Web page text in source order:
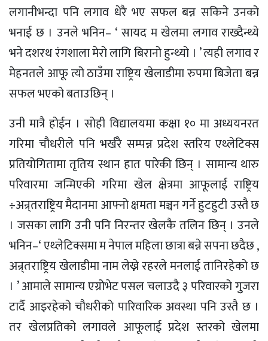
लगानीभन्दा पनि लगाव धेरै भए सफल बन्न सकिने उनको
भनाई छ । उनले भनिन– ‘ सायद म खेलमा लगाव राख्दैन्थ्ये
भने दशरथ रंगशाला मेरो लागि बिरानो हुन्थ्यो । ’ त्यही लगाव र
मेहनतले आफू त्यो ठाउँमा राष्ट्रिय खेलाडीमा रुपमा बिजेता बन्न
सफल भएको बताउछिन् ।
उनी मात्रै होईन । सोही विद्यालयमा कक्षा १० मा अध्ययनरत
गरिमा चौधरीले पनि भर्खरै सम्पन्न प्रदेश स्तरिय एथ्लेटिक्स
प्रतियोगितामा तृतिय स्थान हात पारेकी छिन् । सामान्य थारु
परिवारमा जन्मिएकी गरिमा खेल क्षेत्रमा आफूलाई राष्ट्रिय
÷अन्र्तराष्ट्रिय मैदानमा आफ्नो क्षमता मञ्चन गर्ने हुटहुटी उस्तै छ
। जसका लागि उनी पनि निरन्तर खेलकै तलिन छिन् । उनले
भनिन–‘ एथ्लेटिक्समा म नेपाल महिला छात्रा बन्ने सपना छदैछ ,
अन्र्तराष्ट्रिय खेलाडीमा नाम लेख्ने रहरले मनलाई तानिरहेको छ
। ’ आमाले सामान्य एग्रोभेट पसल चलाउदै ३ परिवारको गुुजरा
टार्दै आइरहेको चौधरीको पारिवारिक अवस्था पनि उस्तै छ ।
तर खेलप्रतिको लगावले आफूलाई प्रदेश स्तरको खेलमा